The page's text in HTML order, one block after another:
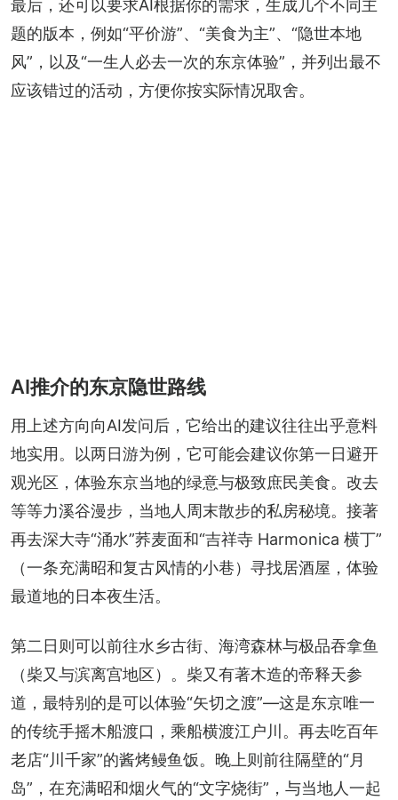
最后，还可以要求AI根据你的需求，生成几个不同主
题的版本，例如“平价游”、“美食为主”、“隐世本地
风”，以及“一生人必去一次的东京体验”，并列出最不
应该错过的活动，方便你按实际情况取舍。
AI推介的东京隐世路线
用上述方向向AI发问后，它给出的建议往往出乎意料
地实用。以两日游为例，它可能会建议你第一日避开
观光区，体验东京当地的绿意与极致庶民美食。改去
等等力溪谷漫步，当地人周末散步的私房秘境。接著
再去深大寺“涌水”荞麦面和“吉祥寺 Harmonica 横丁”
（一条充满昭和复古风情的小巷）寻找居酒屋，体验
最道地的日本夜生活。
第二日则可以前往水乡古街、海湾森林与极品吞拿鱼
（柴又与滨离宫地区）。柴又有著木造的帝释天参
道，最特别的是可以体验“矢切之渡”—这是东京唯一
的传统手摇木船渡口，乘船横渡江户川。再去吃百年
老店“川千家”的酱烤鳗鱼饭。晚上则前往隔壁的“月
岛”，在充满昭和烟火气的“文字烧街”，与当地人一起